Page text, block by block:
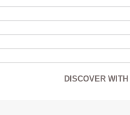
DISCOVER WITH